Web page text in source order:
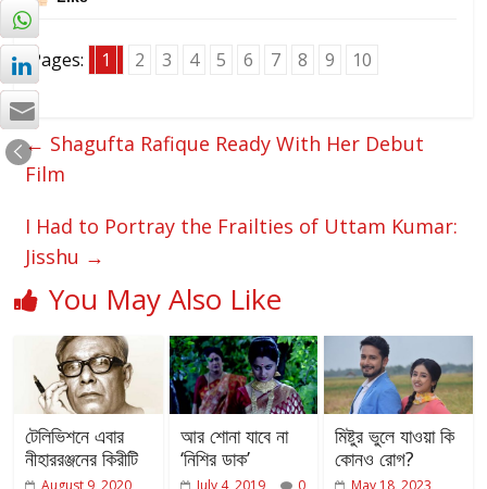
Pages: 1 2 3 4 5 6 7 8 9 10
← Shagufta Rafique Ready With Her Debut
Film
I Had to Portray the Frailties of Uttam Kumar:
Jisshu →
You May Also Like
টেলিভিশনে এবার
নীহাররঞ্জনের কিরীটি
August 9, 2020
আর শোনা যাবে না
‘নিশির ডাক’
July 4, 2019 0
মিষ্টুর ভুলে যাওয়া কি
কোনও রোগ?
May 18, 2023